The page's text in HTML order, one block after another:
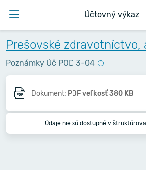
Účtovný výkaz
Prešovské zdravotníctvo,
Poznámky Úč POD 3-04
Dokument: PDF veľkosť 380 KB
Údaje nie sú dostupné v